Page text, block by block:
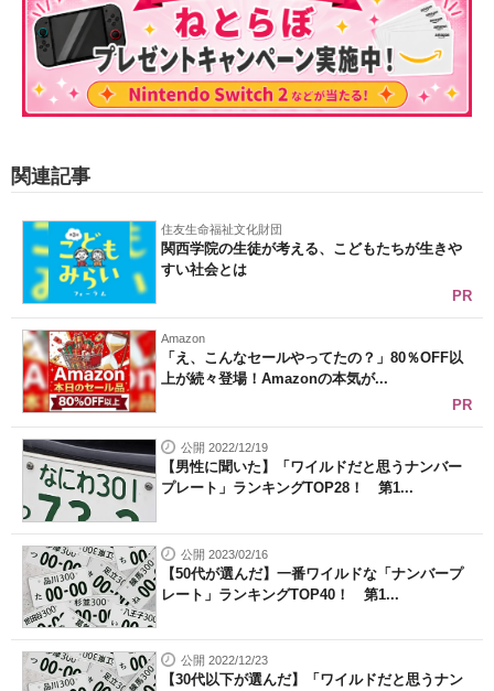
関連記事
住友生命福祉文化財団
関西学院の生徒が考える、こどもたちが生きや
すい社会とは
PR
Amazon
「え、こんなセールやってたの？」80％OFF以
上が続々登場！Amazonの本気が...
PR
公開 2022/12/19
【男性に聞いた】「ワイルドだと思うナンバー
プレート」ランキングTOP28！ 第1...
公開 2023/02/16
【50代が選んだ】一番ワイルドな「ナンバープ
レート」ランキングTOP40！ 第1...
公開 2022/12/23
【30代以下が選んだ】「ワイルドだと思うナン